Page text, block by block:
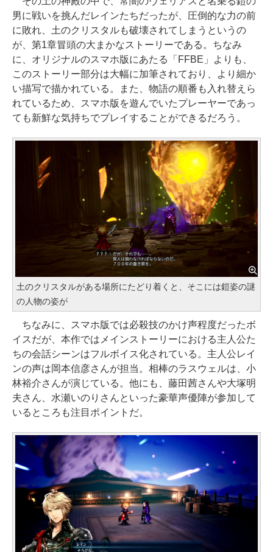
男に戦いを挑んだレインたちだったが、圧倒的な力の前
に敗れ、土のクリスタルも破壊されてしまうというの
が、第1章冒頭の大まかなストーリーである。ちなみ
に、オリジナルのスマホ版にあたる「FFBE」よりも、
このストーリー部分は大幅に加筆されており、より細か
い描写で描かれている。また、物語の順番も入れ替えら
れているため、スマホ版を遊んでいたプレーヤーであっ
ても新鮮な気持ちでプレイすることができるだろう。
土のクリスタルがある場所にたどり着くと、そこには鎧姿の謎
の人物の姿が
ちなみに、スマホ版では必殺技のかけ声程度だったボ
イスだが、本作ではメインストーリーにおける主人公た
ちの会話シーンはフルボイス化されている。主人公レイ
ンの声は岡本信彦さんが担当。相棒のラスウェルは、小
林裕介さんが演じている。他にも、藤田茜さんや大塚明
夫さん、水瀬いのりさんといった豪華声優陣が参加して
いるところも注目ポイントだ。